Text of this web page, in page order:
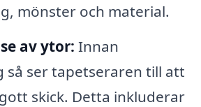
mönster och material.
av ytor: Innan
så ser tapetseraren till att
skick. Detta inkluderar